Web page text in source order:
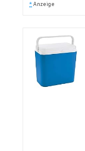
* Anzeige